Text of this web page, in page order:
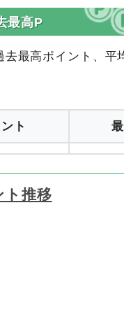
最高ポイント、平
ト